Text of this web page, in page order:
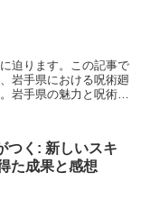
迫ります。この記事で
岩手県における呪術廻
岩手県の魅力と呪術廻
つく: 新しいスキ
た成果と感想